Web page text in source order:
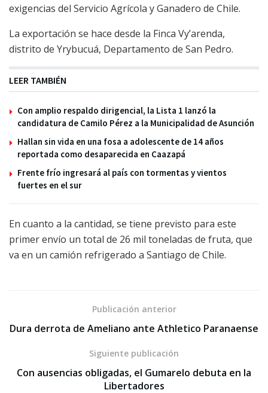
exigencias del Servicio Agrícola y Ganadero de Chile.
La exportación se hace desde la Finca Vy’arenda,
distrito de Yrybucuá, Departamento de San Pedro.
LEER TAMBIÉN
Con amplio respaldo dirigencial, la Lista 1 lanzó la
candidatura de Camilo Pérez a la Municipalidad de Asunción
Hallan sin vida en una fosa a adolescente de 14 años
reportada como desaparecida en Caazapá
Frente frío ingresará al país con tormentas y vientos
fuertes en el sur
En cuanto a la cantidad, se tiene previsto para este
primer envío un total de 26 mil toneladas de fruta, que
va en un camión refrigerado a Santiago de Chile.
Publicación anterior
Dura derrota de Ameliano ante Athletico Paranaense
Siguiente publicación
Con ausencias obligadas, el Gumarelo debuta en la
Libertadores